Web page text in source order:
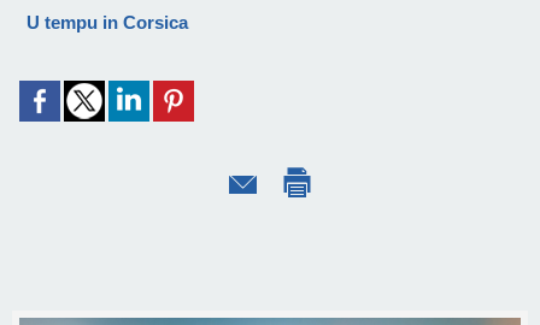
U tempu in Corsica